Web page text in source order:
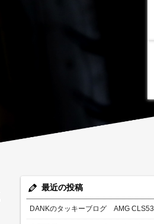
最近の投稿
DANKのタッキーブログ AMG CLS53